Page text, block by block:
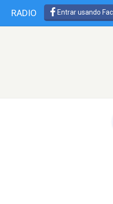
RADIO Entrar usando